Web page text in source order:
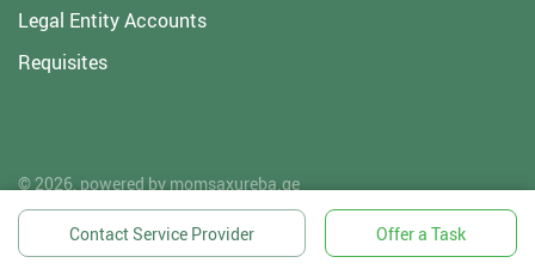
Legal Entity Accounts
Requisites
© 2026, powered by momsaxureba.ge